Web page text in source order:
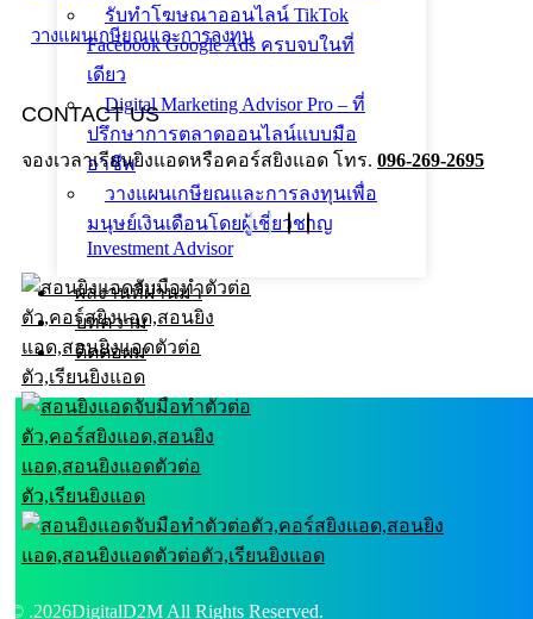
รับทำโฆษณาออนไลน์ TikTok
Facebook Google Ads ครบจบในที่
เดียว
Digital Marketing Advisor Pro – ที่
ปรึกษาการตลาดออนไลน์แบบมือ
อาชีพ
วางแผนเกษียณและการลงทุนเพื่อ
มนุษย์เงินเดือนโดยผู้เชี่ยวชาญ
Investment Advisor
ผลงานที่ผ่านมา
บทความ
ติดต่อผม
วางแผนเกษียณและการลงทุน
CONTACT US
จองเวลาเรียนยิงแอดหรือคอร์สยิงแอด โทร. 096-269-2695
© .2026DigitalD2M All Rights Reserved.